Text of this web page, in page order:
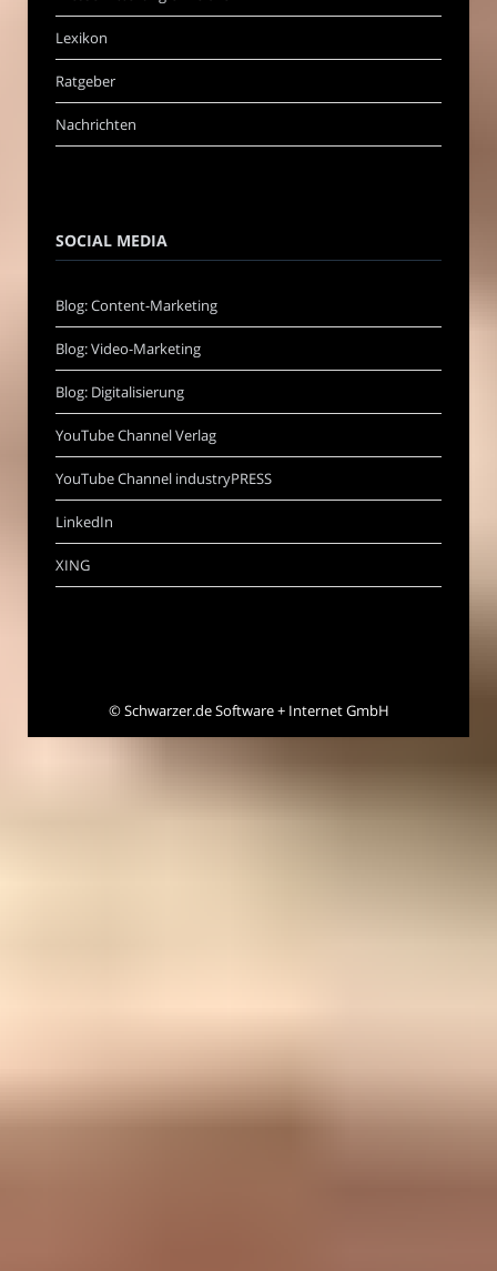
Lexikon
Ratgeber
Nachrichten
SOCIAL MEDIA
Blog: Content-Marketing
Blog: Video-Marketing
Blog: Digitalisierung
YouTube Channel Verlag
YouTube Channel industryPRESS
LinkedIn
XING
©Schwarzer.de Software + Internet GmbH